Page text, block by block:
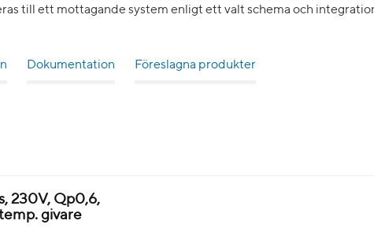
till ett mottagande system enligt ett valt schema och
Dokumentation Föreslagna produkter
230V, Qp0,6,
givare